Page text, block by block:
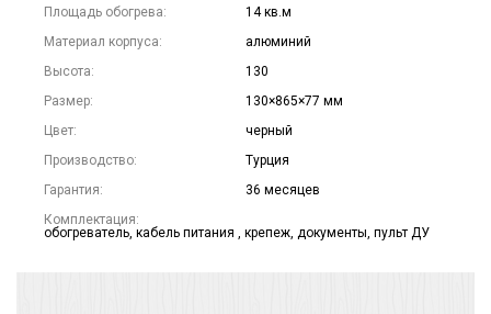
Площадь обогрева:
14 кв.м
Материал корпуса:
алюминий
Высота:
130
Размер:
130×865×77 мм
Цвет:
черный
Производство:
Турция
Гарантия:
36 месяцев
Комплектация:
обогреватель, кабель питания , крепеж, документы, пульт ДУ